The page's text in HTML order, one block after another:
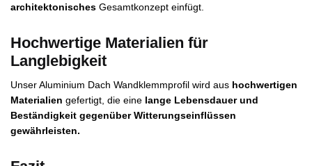
architektonisches Gesamtkonzept einfügt.
Hochwertige Materialien für
Langlebigkeit
Unser Aluminium Dach Wandklemmprofil wird aus hochwertigen
Materialien gefertigt, die eine lange Lebensdauer und
Beständigkeit gegenüber Witterungseinflüssen
gewährleisten.